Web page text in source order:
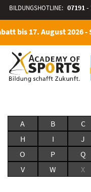
BILDUNGSHOTLINE: 07191 -
bis 17. August 2026
A B C
H
I J
O
P Q
V
W X